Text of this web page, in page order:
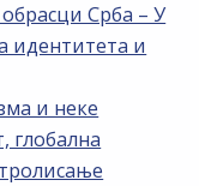
Срба – У
идентитета и
и неке
глобална